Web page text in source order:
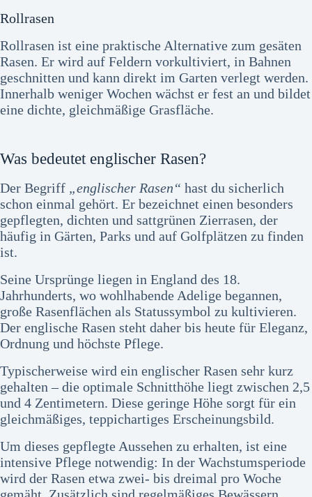
Rollrasen
Rollrasen ist eine praktische Alternative zum gesäten
Rasen. Er wird auf Feldern vorkultiviert, in Bahnen
geschnitten und kann direkt im Garten verlegt werden.
Innerhalb weniger Wochen wächst er fest an und bildet
eine dichte, gleichmäßige Grasfläche.
Was bedeutet englischer Rasen?
Der Begriff „englischer Rasen“ hast du sicherlich
schon einmal gehört. Er bezeichnet einen besonders
gepflegten, dichten und sattgrünen Zierrasen, der
häufig in Gärten, Parks und auf Golfplätzen zu finden
ist.
Seine Ursprünge liegen in England des 18.
Jahrhunderts, wo wohlhabende Adelige begannen,
große Rasenflächen als Statussymbol zu kultivieren.
Der englische Rasen steht daher bis heute für Eleganz,
Ordnung und höchste Pflege.
Typischerweise wird ein englischer Rasen sehr kurz
gehalten – die optimale Schnitthöhe liegt zwischen 2,5
und 4 Zentimetern. Diese geringe Höhe sorgt für ein
gleichmäßiges, teppichartiges Erscheinungsbild.
Um dieses gepflegte Aussehen zu erhalten, ist eine
intensive Pflege notwendig: In der Wachstumsperiode
wird der Rasen etwa zwei- bis dreimal pro Woche